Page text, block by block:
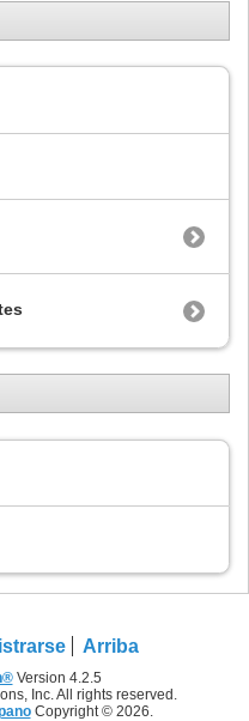
Arriba
Version 4.2.5
Inc. All rights reserved.
Copyright © 2026.